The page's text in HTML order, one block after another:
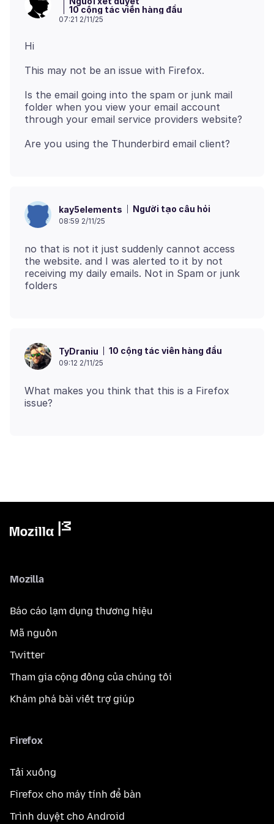
10 cộng tác viên hàng đầu
07:21 2/11/25
Is the email going into the spam or junk mail
folder when you view your email account
kay5elements Người tạo câu hỏi
08:59 2/11/25
no that is not it just suddenly cannot access
the website. and I was alerted to it by not
receiving my daily emails. Not in Spam or junk
TyDraniu 10 cộng tác viên hàng đầu
09:12 2/11/25
What makes you think that this is a Firefox
Mozilla
Báo cáo lạm dụng thương hiệu
Mã nguồn
Twitter
Tham gia cộng đồng của chúng tôi
Khám phá bài viết trợ giúp
Firefox
Tải xuống
Firefox cho máy tính để bàn
Trình duyệt cho Android